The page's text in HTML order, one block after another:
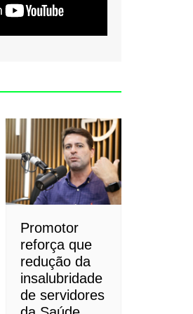
Promotor
reforça que
redução da
insalubridade
de servidores